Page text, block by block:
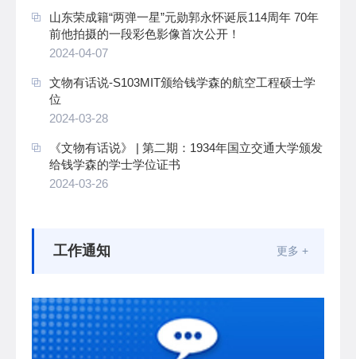
山东荣成籍“两弹一星”元勋郭永怀诞辰114周年 70年
前他拍摄的一段彩色影像首次公开！
2024-04-07
文物有话说-S103MIT颁给钱学森的航空工程硕士学
位
2024-03-28
《文物有话说》 | 第二期：1934年国立交通大学颁发
给钱学森的学士学位证书
2024-03-26
工作通知 更多 +